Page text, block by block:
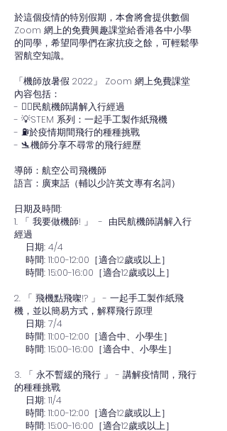
於這個疫情的特別假期，本會將會提供數個
Zoom 網上的免費興趣課堂給香港各中小學
的同學，希望同學們在家抗疫之餘，可輕鬆學
習航空知識。
「機師放暑假 2022」 Zoom 網上免費課堂
內容包括：
- 👨‍✈️民航機師講解入行經過
- 💡STEM 系列：一起手工製作紙飛機
- ⛽️於疫情期間飛行的種種挑戰
- 🛬機師分享不尋常的飛行經歷
導師：航空公司飛機師
語言：廣東話（輔以少許英文專有名詞）
日期及時間:
1. 「 我要做機師! 」 - 由民航機師講解入行
經過
日期: 4/4
時間: 11:00-12:00［適合12歲或以上］
時間: 15:00-16:00［適合12歲或以上］
2. 「 飛機點飛㗎!? 」 - 一起手工製作紙飛
機，並以簡易方式，解釋飛行原理
日期: 7/4
時間: 11:00-12:00［適合中、小學生］
時間: 15:00-16:00［適合中、小學生］
3. 「 永不暫緩的飛行 」 - 講解疫情間，飛行
的種種挑戰
日期: 11/4
時間: 11:00-12:00［適合12歲或以上］
時間: 15:00-16:00［適合12歲或以上］